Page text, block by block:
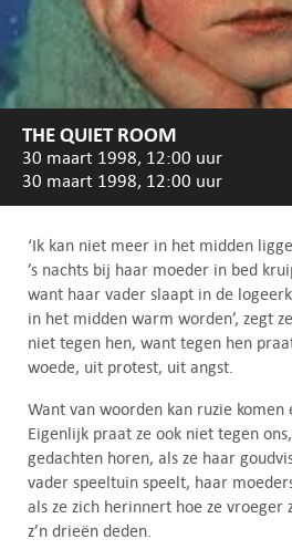
THE QUIET ROOM
30 maart 1998, 12:00 uur
30 maart 1998, 12:00 uur
‘Ik kan niet meer in het midden
’s nachts bij haar moeder in bed
want haar vader slaapt in de
in het midden warm worden’, zegt
niet tegen hen, want tegen hen
woede, uit protest, uit angst.
Want van woorden kan ruzie komen
Eigenlijk praat ze ook niet tegen
gedachten horen, als ze haar
vader speeltuin speelt, haar
als ze zich herinnert hoe ze vroeger
z’n drieën deden.